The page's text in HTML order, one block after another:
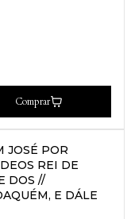
Comprar
JOSÉ POR
REI DE
DOS //
E DÁLE